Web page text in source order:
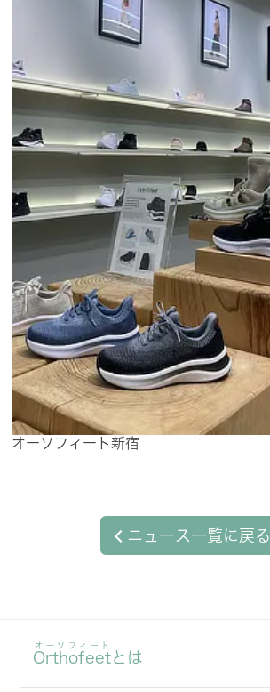
オーソフィート新宿
ニュース一覧に戻る
Orthofeet
オーソフィート
とは